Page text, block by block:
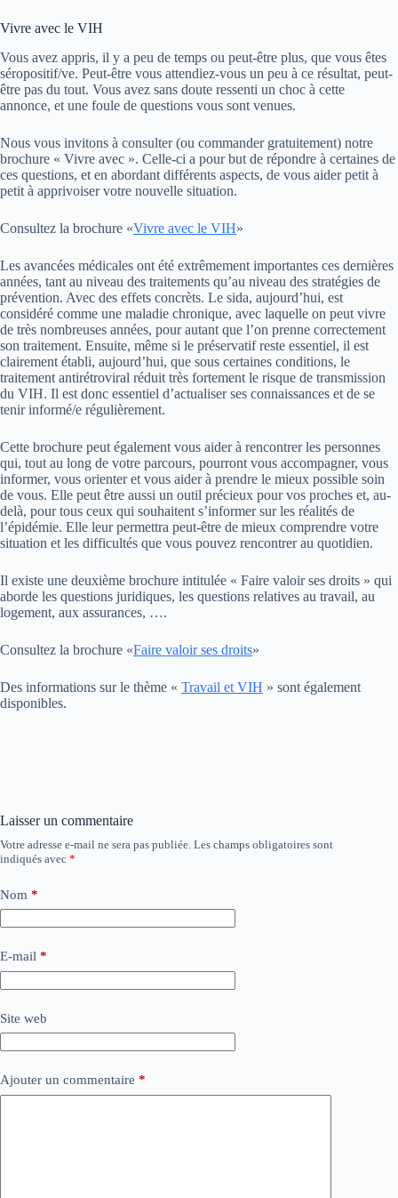
Vivre avec le VIH
Vous avez appris, il y a peu de temps ou peut-être plus, que vous êtes
séropositif/ve. Peut-être vous attendiez-vous un peu à ce résultat, peut-
être pas du tout. Vous avez sans doute ressenti un choc à cette
annonce, et une foule de questions vous sont venues.
Nous vous invitons à consulter (ou commander gratuitement) notre
brochure « Vivre avec ». Celle-ci a pour but de répondre à certaines de
ces questions, et en abordant différents aspects, de vous aider petit à
petit à apprivoiser votre nouvelle situation.
Consultez la brochure «Vivre avec le VIH»
Les avancées médicales ont été extrêmement importantes ces dernières
années, tant au niveau des traitements qu’au niveau des stratégies de
prévention. Avec des effets concrèts. Le sida, aujourd’hui, est
considéré comme une maladie chronique, avec laquelle on peut vivre
de très nombreuses années, pour autant que l’on prenne correctement
son traitement. Ensuite, même si le préservatif reste essentiel, il est
clairement établi, aujourd’hui, que sous certaines conditions, le
traitement antirétroviral réduit très fortement le risque de transmission
du VIH. Il est donc essentiel d’actualiser ses connaissances et de se
tenir informé/e régulièrement.
Cette brochure peut également vous aider à rencontrer les personnes
qui, tout au long de votre parcours, pourront vous accompagner, vous
informer, vous orienter et vous aider à prendre le mieux possible soin
de vous. Elle peut être aussi un outil précieux pour vos proches et, au-
delà, pour tous ceux qui souhaitent s’informer sur les réalités de
l’épidémie. Elle leur permettra peut-être de mieux comprendre votre
situation et les difficultés que vous pouvez rencontrer au quotidien.
Il existe une deuxième brochure intitulée « Faire valoir ses droits » qui
aborde les questions juridiques, les questions relatives au travail, au
logement, aux assurances, ….
Consultez la brochure «Faire valoir ses droits»
Des informations sur le thème « Travail et VIH » sont également
disponibles.
Laisser un commentaire
Votre adresse e-mail ne sera pas publiée. Les champs obligatoires sont
indiqués avec *
Nom *
E-mail *
Site web
Ajouter un commentaire *